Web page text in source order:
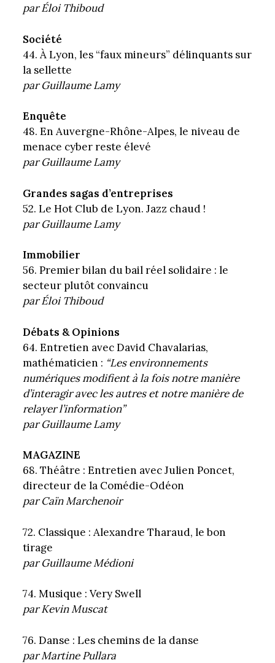
par Éloi Thiboud
Société
44. À Lyon, les “faux mineurs” délinquants sur
la sellette
par Guillaume Lamy
Enquête
48. En Auvergne-Rhône-Alpes, le niveau de
menace cyber reste élevé
par Guillaume Lamy
Grandes sagas d’entreprises
52. Le Hot Club de Lyon. Jazz chaud !
par Guillaume Lamy
Immobilier
56. Premier bilan du bail réel solidaire : le
secteur plutôt convaincu
par Éloi Thiboud
Débats & Opinions
64. Entretien avec David Chavalarias,
mathématicien : “Les environnements
numériques modifient à la fois notre manière
d’interagir avec les autres et notre manière de
relayer l’information”
par Guillaume Lamy
MAGAZINE
68. Théâtre : Entretien avec Julien Poncet,
directeur de la Comédie-Odéon
par Caïn Marchenoir
72. Classique : Alexandre Tharaud, le bon
tirage
par Guillaume Médioni
74. Musique : Very Swell
par Kevin Muscat
76. Danse : Les chemins de la danse
par Martine Pullara